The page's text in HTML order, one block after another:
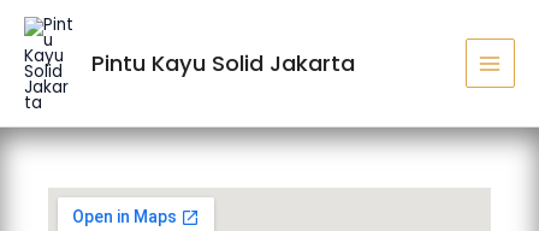
Lewati
konten
Pintu Kayu Solid Jakarta